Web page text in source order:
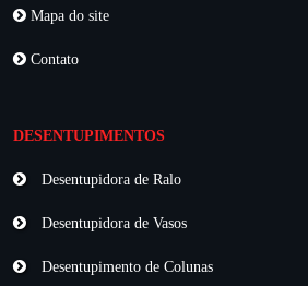
Mapa do site
Contato
DESENTUPIMENTOS
Desentupidora de Ralo
Desentupidora de Vasos
Desentupimento de Colunas